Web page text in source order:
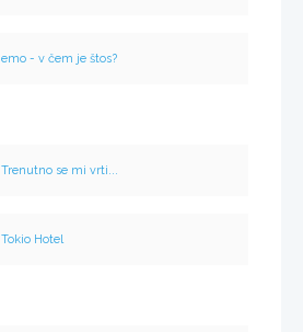
emo - v čem je štos?
Trenutno se mi vrti...
Tokio Hotel